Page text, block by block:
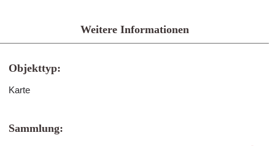
Weitere Informationen
Objekttyp:
Karte
Sammlung: